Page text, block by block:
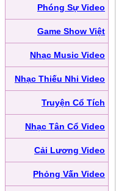
Phóng Sự Video
Game Show Việt
Nhạc Music Video
Nhạc Thiếu Nhi Video
Truyện Cổ Tích
Nhạc Tân Cổ Video
Cải Lương Video
Phỏng Vấn Video